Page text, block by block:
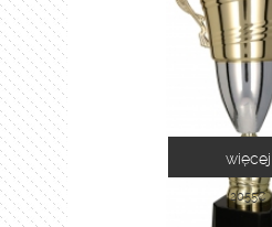
2055C
więcej